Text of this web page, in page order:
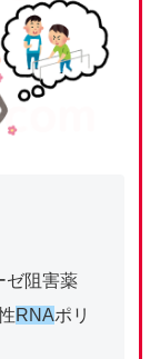
ゼ阻害薬
RNAポリ